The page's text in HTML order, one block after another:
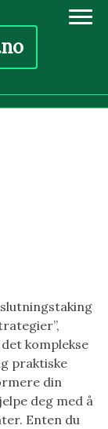
komplekse
praktiske
din
deg med å
Enten du